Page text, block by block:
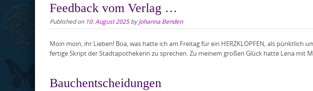
Feedback vom Verlag …
Published on 10. August 2025byJohanna Benden
Moin moin, ihr Lieben! Boa, was hatte ich am Freitag für ein HERZKLOPFEN, als
fertige Skript der Stadtapothekerin zu sprechen. Zu meinem großen Glück hatte Lena mit
Bauchentscheidungen